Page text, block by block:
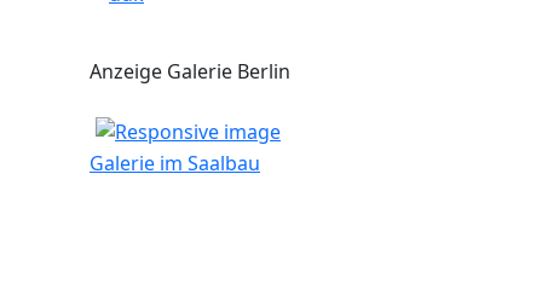
Anzeige Galerie Berlin
Galerie im Saalbau